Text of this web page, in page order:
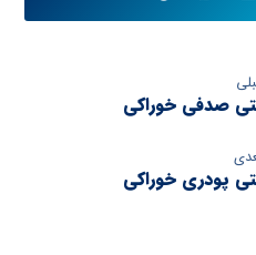
صدفی خوراکی
پودری خوراکی